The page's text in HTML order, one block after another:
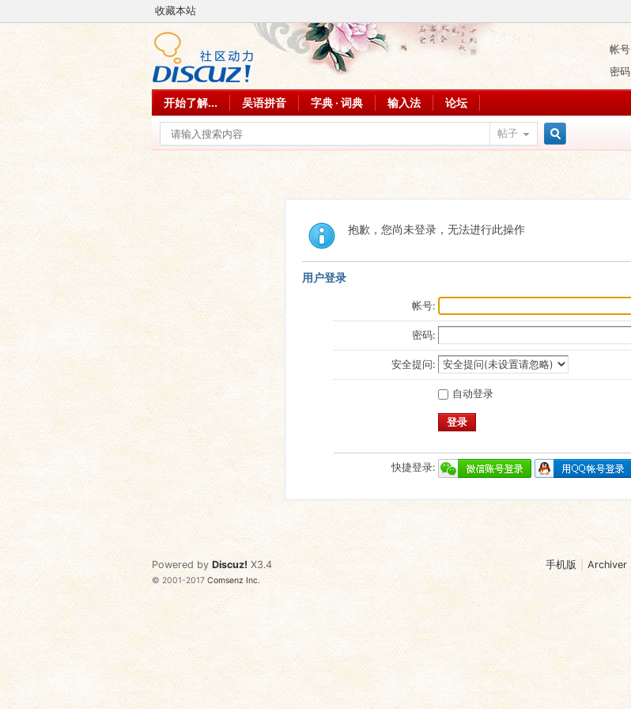
收藏本站
帐号
密码
开始了解... 吴语拼音 字典 · 词典 输入法 论坛
帖子
抱歉，您尚未登录，无法进行此操作
用户登录
帐号:
密码:
安全提问:
自动登录
登录
快捷登录:
手机版 Archiver
Powered by Discuz! X3.4
© 2001-2017Comsenz Inc.